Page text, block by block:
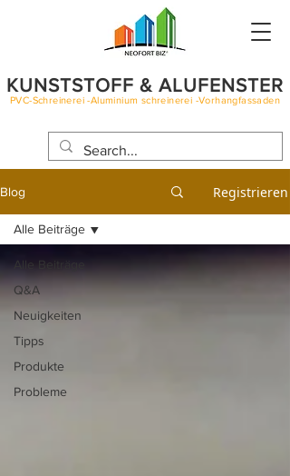
KUNSTSTOFF & ALUFENSTER
PVC-Schreinerei -Aluminium schreinerei -Vorhangfassaden
Blog Registrieren
Alle Beiträge
Q&A
Neuigkeiten
Tipps
Produkte
Probleme
Alle Beiträge